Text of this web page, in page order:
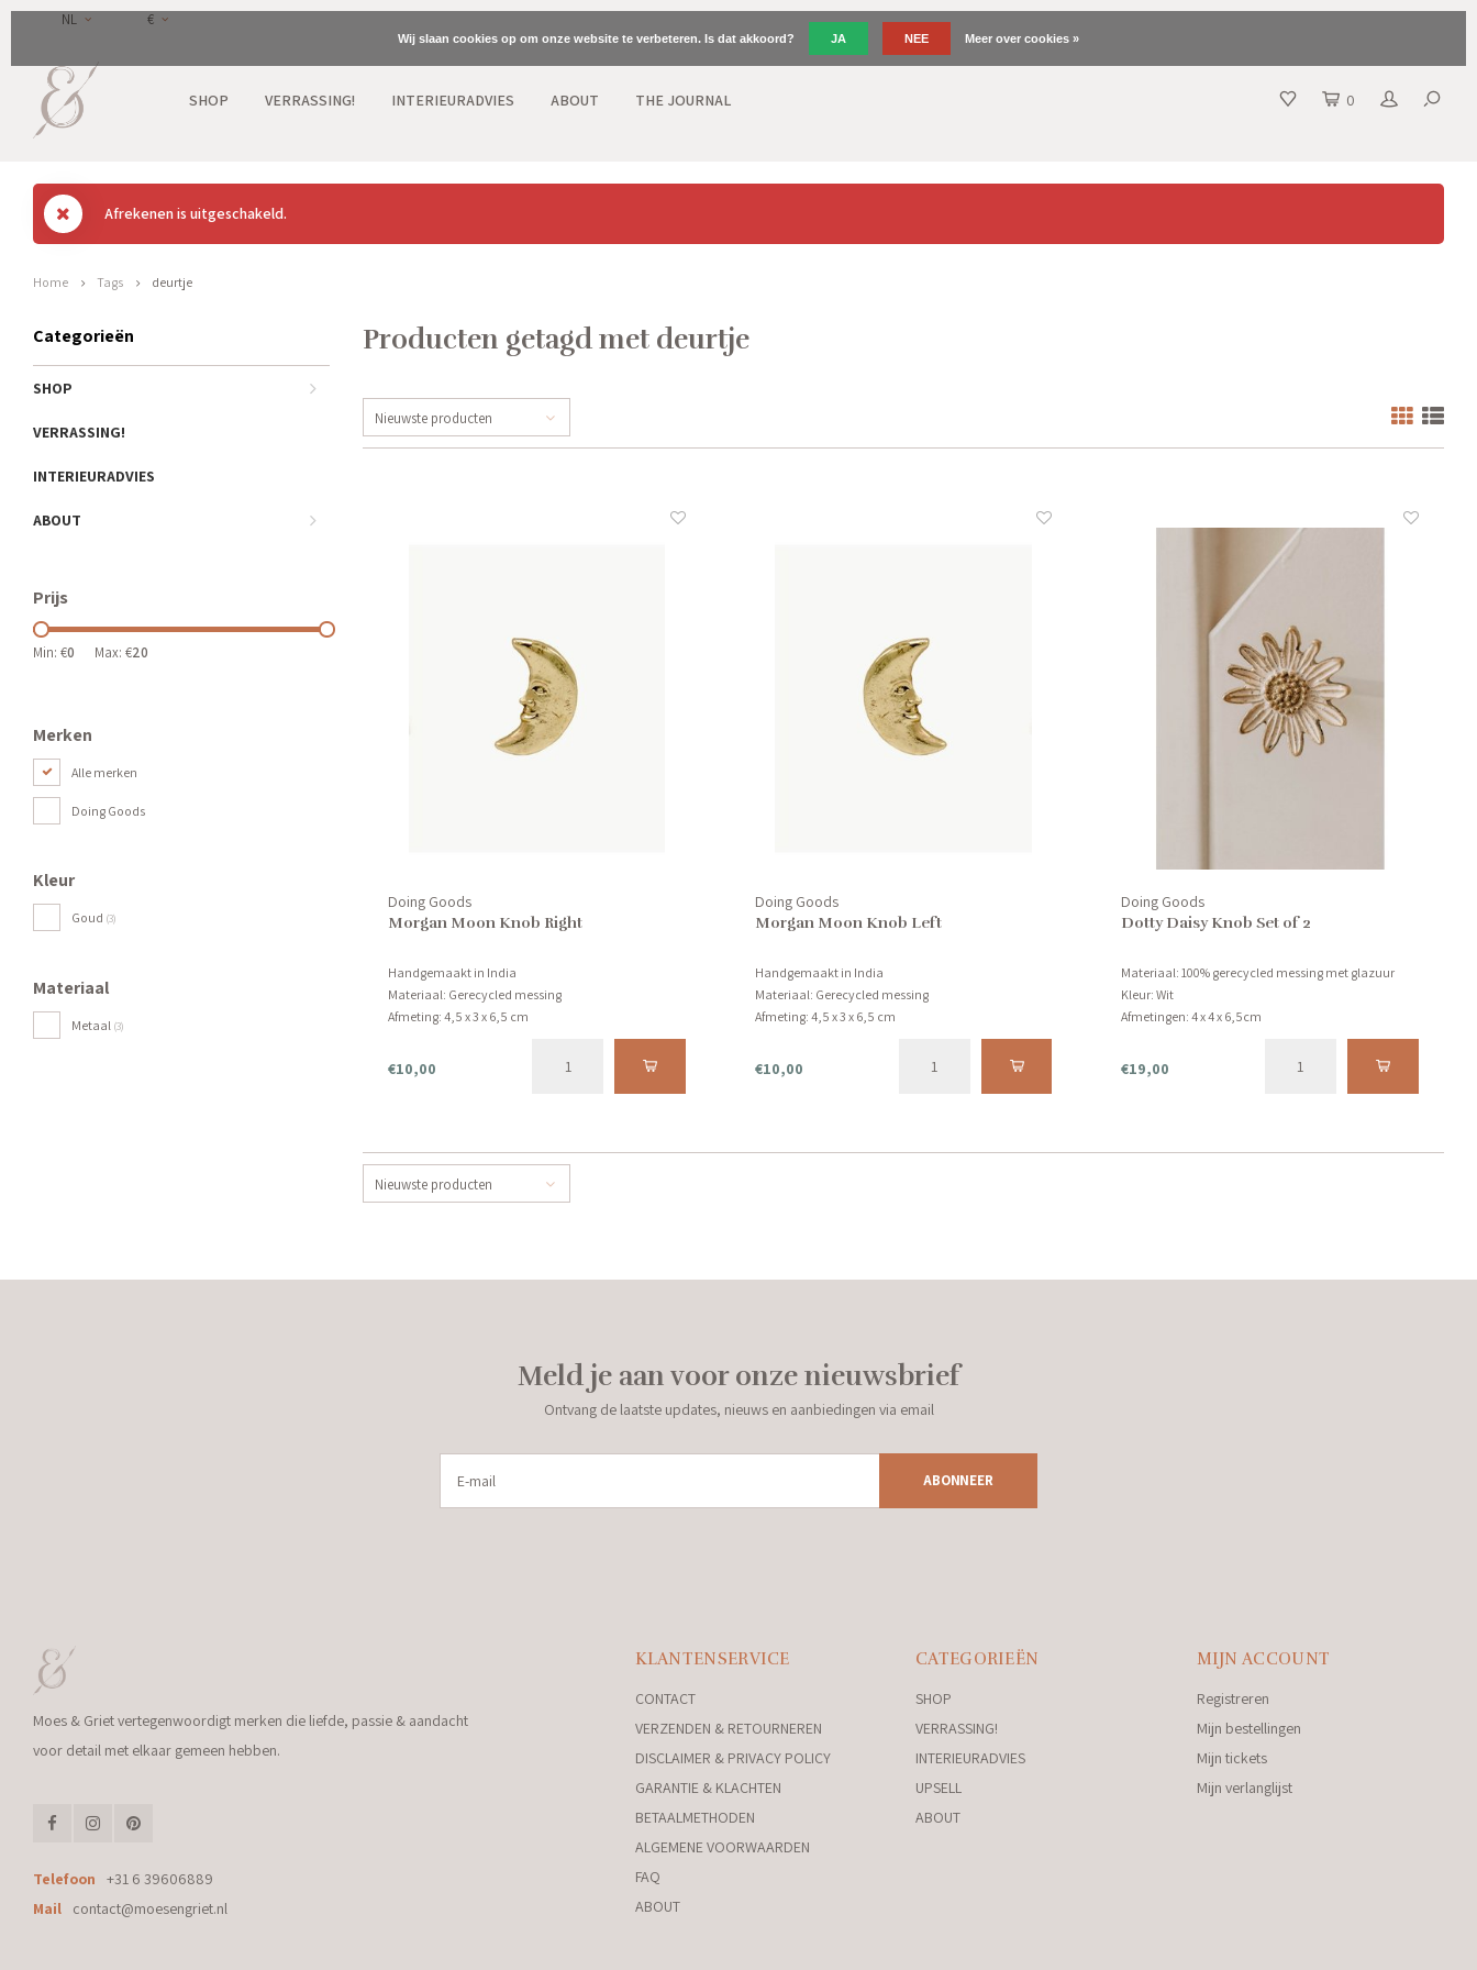
NL €
SHOP VERRASSING! INTERIEURADVIES ABOUT THE JOURNAL 0
Afrekenen is uitgeschakeld.
Home Tags deurtje
Categorieën
SHOP
VERRASSING!
INTERIEURADVIES
ABOUT
Prijs
Min: €0 Max: €20
Merken
Alle merken
Doing Goods
Kleur
Goud (3)
Materiaal
Metaal (3)
Producten getagd met deurtje
Nieuwste producten
Doing Goods
Morgan Moon Knob Right
Handgemaakt in India
Materiaal: Gerecycled messing
Afmeting: 4,5 x 3 x 6,5 cm
€10,00
Doing Goods
Morgan Moon Knob Left
Handgemaakt in India
Materiaal: Gerecycled messing
Afmeting: 4,5 x 3 x 6,5 cm
€10,00
Doing Goods
Dotty Daisy Knob Set of 2
Materiaal: 100% gerecycled messing met glazuur
Kleur: Wit
Afmetingen: 4 x 4 x 6,5cm
€19,00
Nieuwste producten
Meld je aan voor onze nieuwsbrief
Ontvang de laatste updates, nieuws en aanbiedingen via email
ABONNEER
Moes & Griet vertegenwoordigt merken die liefde, passie & aandacht
voor detail met elkaar gemeen hebben.
Telefoon
+31 6 39606889
Mail
contact@moesengriet.nl
KLANTENSERVICE
CONTACT
VERZENDEN & RETOURNEREN
DISCLAIMER & PRIVACY POLICY
GARANTIE & KLACHTEN
BETAALMETHODEN
ALGEMENE VOORWAARDEN
FAQ
ABOUT
CATEGORIEËN
SHOP
VERRASSING!
INTERIEURADVIES
UPSELL
ABOUT
MIJN ACCOUNT
Registreren
Mijn bestellingen
Mijn tickets
Mijn verlanglijst
Wij slaan cookies op om onze website te verbeteren. Is dat akkoord? JA NEE Meer over cookies »